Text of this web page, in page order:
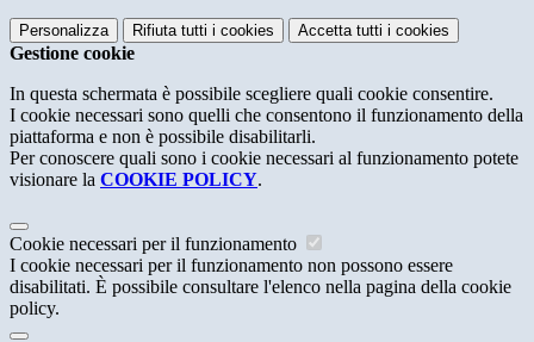
Personalizza Rifiuta tutti i cookies Accetta tutti i cookies
Gestione cookie
In questa schermata è possibile scegliere quali cookie consentire.
I cookie necessari sono quelli che consentono il funzionamento della
piattaforma e non è possibile disabilitarli.
Per conoscere quali sono i cookie necessari al funzionamento potete
visionare la COOKIE POLICY.
Cookie necessari per il funzionamento
I cookie necessari per il funzionamento non possono essere
disabilitati. È possibile consultare l'elenco nella pagina della cookie
policy.